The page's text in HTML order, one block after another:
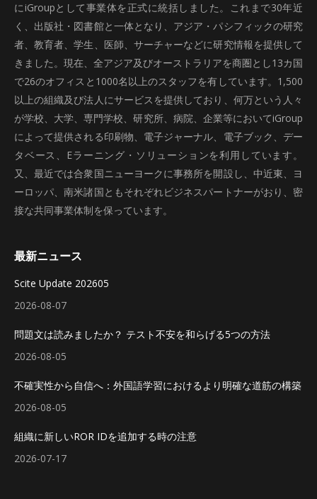
にiGroupとして事業体を正式に統括しました。これまで30年近
く、出版社・図書館と一体となり、アジア・パシフィックの研究
者、教育者、学生、医師、サーチャーなどに研究情報を提供して
きました。現在、全アジア及びオーストラリアを商圏とし13カ国
で26のオフィスと1000名以上のスタッフを有しています。1,500
以上の組織及び法人にサービスを提供しており、何万という人々
が学校、大学、専門学校、研究所、病院、企業等においてiGroup
によって提供される印刷物、電子ジャーナル、電子ブック、デー
タベース、Eラーニング・ソリューションを利用しています。
又、最近では合衆国ニューヨークに事務所を開設し、中近東、ヨ
ーロッパ、南米諸国ともそれぞれビジネスパートナーがおり、密
接な共同事業体制を保っています。
最新ニュース
Scite Update 202605
2026-08-07
問題文は読みましたか？ テスト不安を和らげる5つの方法
2026-08-05
不確実性から自信へ：外国語学習におけるより明確な道筋の構築
2026-08-05
組織に新しいROR IDを追加する時の注意
2026-07-17